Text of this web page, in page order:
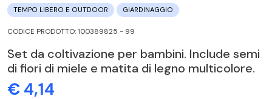
TEMPO LIBERO E OUTDOOR GIARDINAGGIO
CODICE PRODOTTO: 100389825 - 99
Set da coltivazione per bambini. Include semi
di fiori di miele e matita di legno multicolore.
€ 4,14